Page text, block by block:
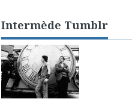
Intermède Tumblr